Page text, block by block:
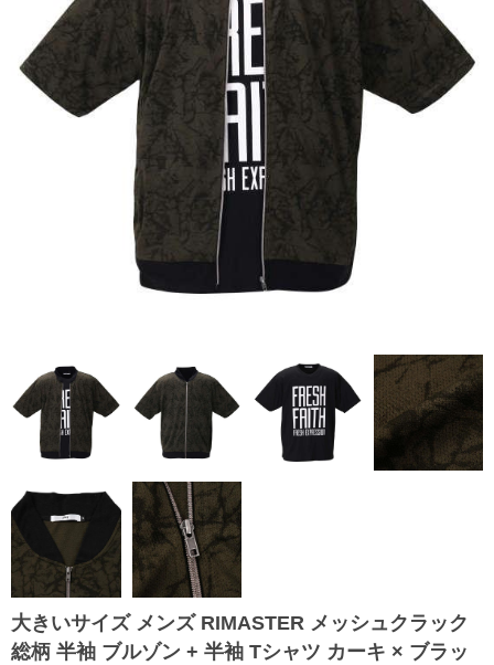
大きいサイズ メンズ RIMASTER メッシュクラック
総柄 半袖 ブルゾン + 半袖 Tシャツ カーキ × ブラッ